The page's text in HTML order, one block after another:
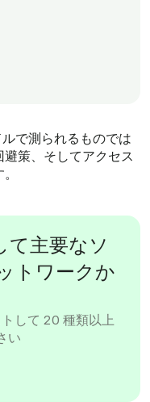
で測られるものでは
策、そしてアクセス
て主要なソ
トワークか
して 20 種類以上
い